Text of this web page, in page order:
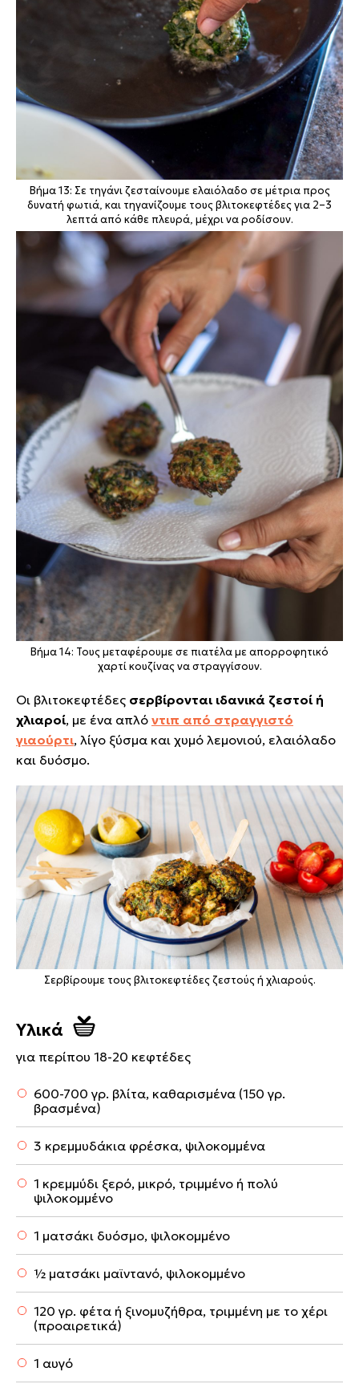
Βήμα 13: Σε τηγάνι ζεσταίνουμε ελαιόλαδο σε μέτρια προς
δυνατή φωτιά, και τηγανίζουμε τους βλιτοκεφτέδες για 2–3
λεπτά από κάθε πλευρά, μέχρι να ροδίσουν.
Βήμα 14: Τους μεταφέρουμε σε πιατέλα με απορροφητικό
χαρτί κουζίνας να στραγγίσουν.
Οι βλιτοκεφτέδες σερβίρονται ιδανικά ζεστοί ή
χλιαροί, με ένα απλό ντιπ από στραγγιστό
γιαούρτι, λίγο ξύσμα και χυμό λεμονιού, ελαιόλαδο
και δυόσμο.
Σερβίρουμε τους βλιτοκεφτέδες ζεστούς ή χλιαρούς.
Υλικά
για περίπου 18-20 κεφτέδες
600-700 γρ. βλίτα, καθαρισμένα (150 γρ.
βρασμένα)
3 κρεμμυδάκια φρέσκα, ψιλοκομμένα
1 κρεμμύδι ξερό, μικρό, τριμμένο ή πολύ
ψιλοκομμένο
1 ματσάκι δυόσμο, ψιλοκομμένο
½ ματσάκι μαϊντανό, ψιλοκομμένο
120 γρ. φέτα ή ξινομυζήθρα, τριμμένη με το χέρι
(προαιρετικά)
1 αυγό